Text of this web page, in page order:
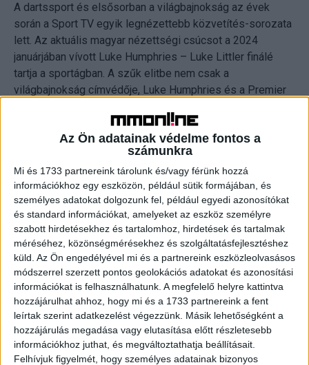
Az Ön adatainak védelme fontos a
számunkra
Mi és 1733 partnereink tárolunk és/vagy férünk hozzá
információkhoz egy eszközön, például sütik formájában, és
személyes adatokat dolgozunk fel, például egyedi azonosítókat
és standard információkat, amelyeket az eszköz személyre
szabott hirdetésekhez és tartalomhoz, hirdetések és tartalmak
méréséhez, közönségmérésekhez és szolgáltatásfejlesztéshez
küld. Az Ön engedélyével mi és a partnereink eszközleolvasásos
módszerrel szerzett pontos geolokációs adatokat és azonosítási
információkat is felhasználhatunk. A megfelelő helyre kattintva
hozzájárulhat ahhoz, hogy mi és a 1733 partnereink a fent
leírtak szerint adatkezelést végezzünk. Másik lehetőségként a
hozzájárulás megadása vagy elutasítása előtt részletesebb
információkhoz juthat, és megváltoztathatja beállításait.
Felhívjuk figyelmét, hogy személyes adatainak bizonyos
A dartssport és elsősorban a világbajnokság az évek
során a Sport TV egyik legnézettebb közvetítés-sorozata
lett. Az aktuális magyar nézettségi csúcsot a 2024
januárjában vívott Luke Humphries – Luke Littler finálé
tartja a sportágban. A szűk elitbe nem csak a
világbajnokság címvédője, Luke Humphries és a Premier
hiszen például Michael van Gerwent, Michael Smitht,
Gerwyn Pricet, Nathan Aspinallt, Rob Crosst és Dave
Chisnallt is jól ismeri a sportszerető közönség.
A darts még mindig szárnyal, mára a Sport TV egyik
legfontosabb ékköve, és az az új, többéves
együttműködés számtalan lehetőséget tartogat még. A
megállapodás összesen több mint 500 óra élő
dartsközvetítést tartalmaz. A PDC minden kiemelt
dartsversenye, így a PDC dartsvilágbajnokság, a Premier
League Darts, a World Matchplay, a Grand Slam of Darts, a
World Grand Prix, a Players Championship Finals, a UK
Open, az Európa-bajnokság, a magyar válogatott
részvételével zajló World Cup of Darts (a nem hivatalos
csapatvilágbajnokság), a World Series of Darts, a World